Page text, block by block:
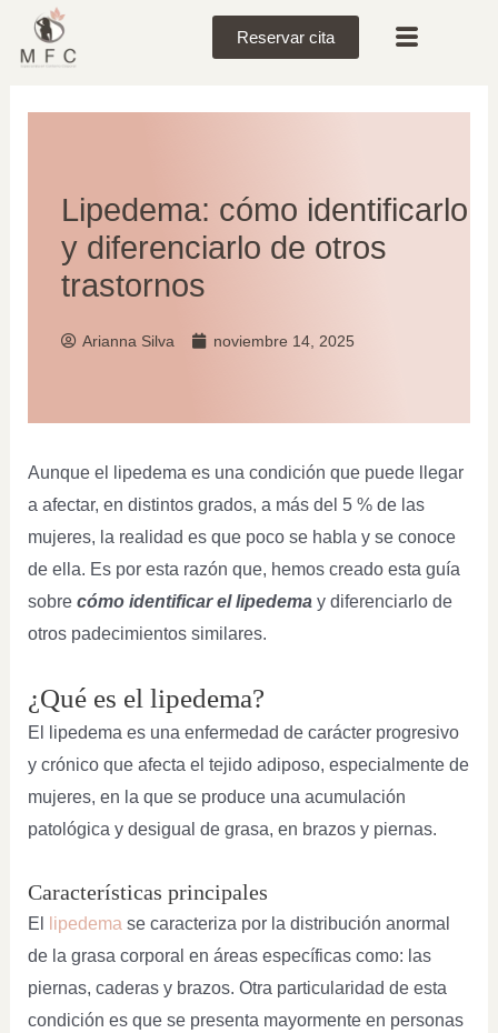
Reservar cita
Lipedema: cómo identificarlo
y diferenciarlo de otros
trastornos
Arianna Silva noviembre 14, 2025
Aunque el lipedema es una condición que puede llegar
a afectar, en distintos grados, a más del 5 % de las
mujeres, la realidad es que poco se habla y se conoce
de ella. Es por esta razón que, hemos creado esta guía
sobre cómo identificar el lipedemay diferenciarlo de
otros padecimientos similares.
¿Qué es el lipedema?
El lipedema es una enfermedad de carácter progresivo
y crónico que afecta el tejido adiposo, especialmente de
mujeres, en la que se produce una acumulación
patológica y desigual de grasa, en brazos y piernas.
Características principales
El lipedema se caracteriza por la distribución anormal
de la grasa corporal en áreas específicas como: las
piernas, caderas y brazos. Otra particularidad de esta
condición es que se presenta mayormente en personas